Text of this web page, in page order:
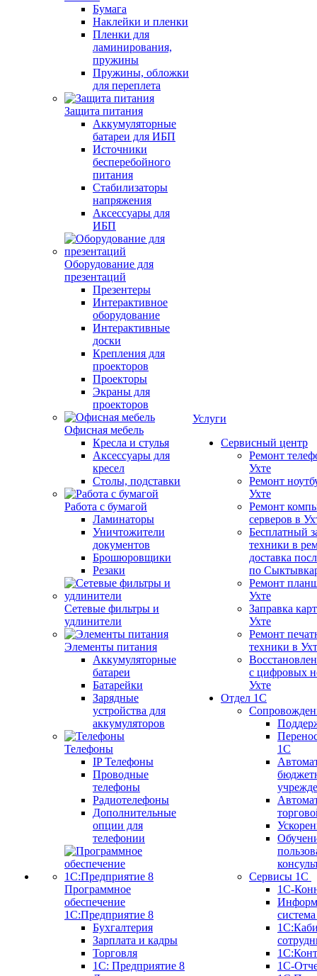
Бумага
Наклейки и пленки
Пленки для
ламинирования,
пружины
Пружины, обложки
для переплета
Защита питания
Аккумуляторные
батареи для ИБП
Источники
бесперебойного
питания
Стабилизаторы
напряжения
Аксессуары для
ИБП
Оборудование для
презентаций
Презентеры
Интерактивное
оборудование
Интерактивные
доски
Крепления для
проекторов
Проекторы
Экраны для
проекторов
Офисная мебель
Кресла и стулья
Аксессуары для
кресел
Столы, подставки
Работа с бумагой
Ламинаторы
Уничтожители
документов
Брошюровщики
Резаки
Сетевые фильтры и
удлинители
Элементы питания
Аккумуляторные
батареи
Батарейки
Зарядные
устройства для
аккумуляторов
Телефоны
IP Телефоны
Проводные
телефоны
Радиотелефоны
Дополнительные
опции для
телефонии
Программное
обеспечение
1С:Предприятие 8
Бухгалтерия
Зарплата и кадры
Торговля
1C: Предприятие 8
Услуги
Сервисный центр
Ремонт
Ухте
Ремонт
Ухте
Ремонт
серверов в
Бесплатный
техники в
доставка
по
Ремонт
Ухте
Заправка
Ухте
Ремонт
техники в
с цифровых
Ухте
Отдел 1С
1С
Сервисы 1С
1С-
1С-